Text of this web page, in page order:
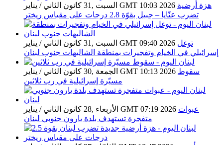
السبت ,31 كانون الثاني / يناير GMT 10:03 2026 هزة أرضية
تضرب عنّايا – جبيل بقوّة 2.8 درجات على مقياس ريختر
السبت ,31 كانون الثاني / يناير GMT 09:40 2026 توغل
إسرائيلي في الخيام وتفجيرات بمنطقة الشاليهات جنوب لبنان
الجمعة ,30 كانون الثاني / يناير GMT 10:13 2026 سقوط
مسيّرة إسرائيلية في رب ثلاثين
الأربعاء ,28 كانون الثاني / يناير GMT 07:19 2026 عبوات
متفجرة تستهدف بلدة يارون جنوبي لبنان